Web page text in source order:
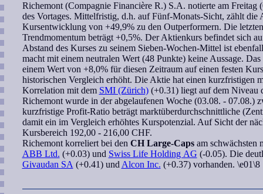
Richemont (Compagnie Financière R.) S.A. notierte am Freitag
des Vortages. Mittelfristig, d.h. auf Fünf-Monats-Sicht, zählt die
Kursentwicklung von +49,9% zu den Outperformern. Die
Trendmomentumbeträgt +0,5%. Der Aktienkurs befindet sich
Abstand des Kurses zu seinem Sieben-Wochen-Mittel ist
macht mit einem neutralen Wert (48 Punkte) keine Aussage. Das
einem Wert von +8,0% für diesen Zeitraum auf einen festen
historischen Vergleich erhöht. Die Aktie hat einen kurzfristigen
Korrelation mit dem SMI (Zürich)(+0.31) liegt auf dem Niveau
Richemontwurde in der abgelaufenen Woche (03.08. - 07.08.)
kurzfristige Profit-Ratiobeträgt marktüberdurchschnittliche
damit ein im Vergleich erhöhtes Kurspotenzial. Auf Sicht der
Kursbereich 192,00 - 216,00 CHF.
Richemont korreliertbei den CH Large-Capsam schwächsten
ABB Ltd. (+0.03) und Swiss Life Holding AG (-0.05). Die
Givaudan SA (+0.41) und Alcon Inc. (+0.37) vorhanden. \e01\8